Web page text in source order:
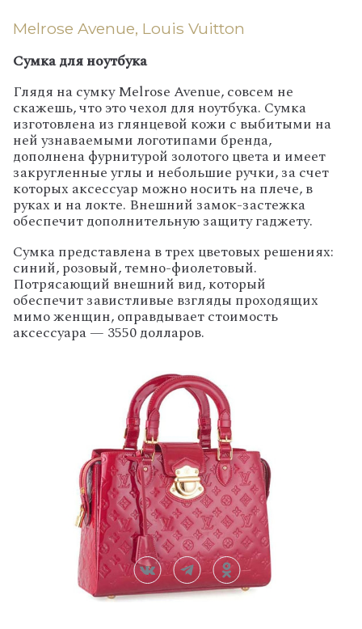
Melrose Avenue, Louis Vuitton
Сумка для ноутбука
Глядя на сумку Melrose Avenue, совсем не
скажешь, что это чехол для ноутбука. Сумка
изготовлена из глянцевой кожи с выбитыми на
ней узнаваемыми логотипами бренда,
дополнена фурнитурой золотого цвета и имеет
закругленные углы и небольшие ручки, за счет
которых аксессуар можно носить на плече, в
руках и на локте. Внешний замок-застежка
обеспечит дополнительную защиту гаджету.
Сумка представлена в трех цветовых решениях:
синий, розовый, темно-фиолетовый.
Потрясающий внешний вид, который
обеспечит завистливые взгляды проходящих
мимо женщин, оправдывает стоимость
аксессуара — 3550 долларов.